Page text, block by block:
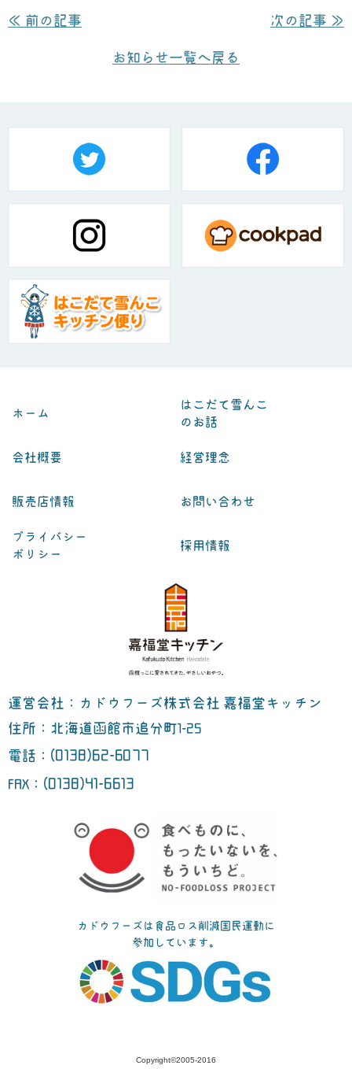
≪ 前の記事 次の記事 ≫
お知らせ一覧へ戻る
ホーム
はこだて雪んこ
のお話
会社概要 経営理念
販売店情報 お問い合わせ
プライバシー
ポリシー
採用情報
運営会社：カドウフーズ株式会社 嘉福堂キッチン
住所：北海道函館市追分町1-25
電話： (0138)62-6077
FAX： (0138)41-6613
カドウフーズは食品ロス削減国民運動に
参加しています。
Copyright©2005-2016